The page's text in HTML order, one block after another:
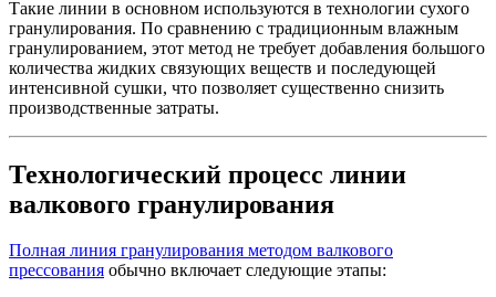
Такие линии в основном используются в технологии сухого
гранулирования. По сравнению с традиционным влажным
гранулированием, этот метод не требует добавления большого
количества жидких связующих веществ и последующей
интенсивной сушки, что позволяет существенно снизить
производственные затраты.
Технологический процесс линии
валкового гранулирования
Полная линия гранулирования методом валкового
прессования обычно включает следующие этапы: